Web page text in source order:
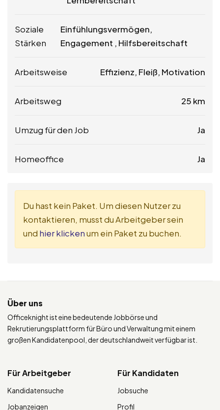
Soziale
Stärken
Einfühlungsvermögen,
Engagement , Hilfsbereitschaft
Arbeitsweise Effizienz, Fleiß, Motivation
Arbeitsweg 25 km
Umzug für den Job Ja
Homeoffice Ja
Du hast kein Paket. Um diesen Nutzer zu
kontaktieren, musst du Arbeitgeber sein
und hier klickenum ein Paket zu buchen.
Über uns
Officeknight ist eine bedeutende Jobbörse und
Rekrutierungsplattform für Büro und Verwaltung mit einem
großen Kandidatenpool, der deutschlandweit verfügbar ist.
Für Arbeitgeber
Kandidatensuche
Jobanzeigen
Für Kandidaten
Jobsuche
Profil